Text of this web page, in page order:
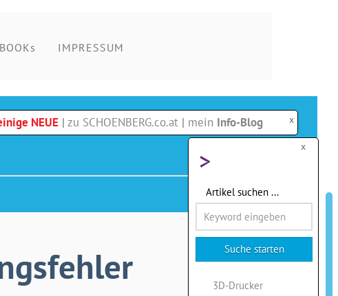
NEUE | zu SCHOENBERG.co.at | mein Info-Blog x
IMPRESSUM
x
>
Artikel suchen ...
3D-Drucker